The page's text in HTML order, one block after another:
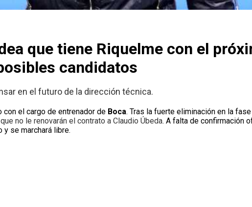
que tiene Riquelme con el
candidatos
en el futuro de la dirección técnica.
con el cargo de entrenador de Boca. Tras la fuerte eliminación en la
no le renovarán el contrato a Claudio Úbeda. A falta de confirmación
y se marchará libre.